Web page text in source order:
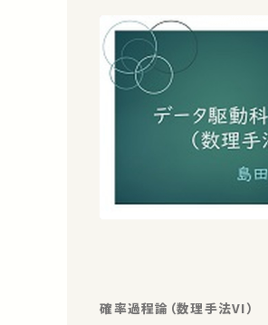
確率過程論（数理手法VI）